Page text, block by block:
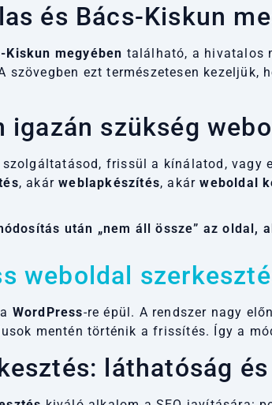
és Bács-Kiskun
Kiskun megyében található, a hivatalos
szövegben ezt természetesen kezeljük,
igazán szükség
frissül a kínálatod, vagy
, akárweblapkészítés, akárweboldal
után „nem áll össze” az oldal,
weboldal
WordPress-re épül. A rendszer nagy
mentén történik a frissítés. Így a
láthatóság